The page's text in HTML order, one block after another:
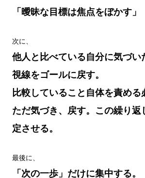
「曖昧な目標は焦点をぼかす」
次に、
他人と比べている自分に気づい
視線をゴールに戻す。
比較していること自体を責める
ただ気づき、戻す。この繰り返
定させる。
最後に、
「次の一歩」だけに集中する。